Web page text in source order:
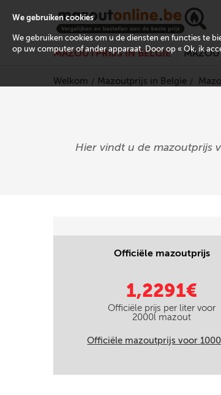
MAZOUTPRIJS IN BELGIË
Welkom Mazoutprijs in Belgie
Hier vindt u de mazoutprijs
Officiële mazoutprijs
1,2291€
Officiële prijs per liter voor
2000l mazout
Officiële mazoutprijs voor1000
We gebruiken cookies
We gebruiken cookies om u de diensten en functies te
op uw computer of ander apparaat. Door op « Ok, ik